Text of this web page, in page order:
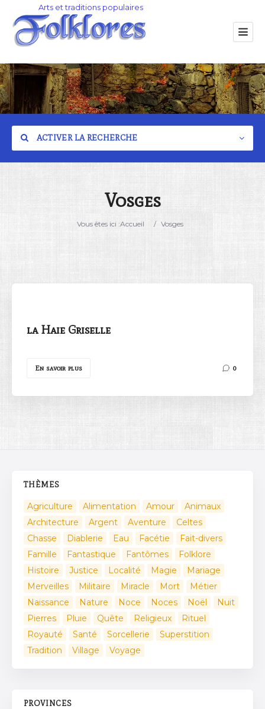
ACTIVER LA RECHERCHE
Vosges
Vous êtes ici :Accueil / Vosges
la Haie Griselle
En savoir plus 0
THÈMES
Agriculture Alimentation Amour
Animaux
Architecture
Argent Aventure
Celtes
Chasse
Diablerie Eau Facétie
Fait-divers
Famille
Fantastique Fantômes
Folklore
Histoire
Justice Localité Magie
Mariage
Merveilles
Militaire Miracle Mort
Métier
Naissance
Nature Noce Noces Noël
Nuit
Pierres
Pluie Quête Religieux
Rituel
Royauté
Santé Sorcellerie
Superstition
Tradition
Village Voyage
PROVINCES